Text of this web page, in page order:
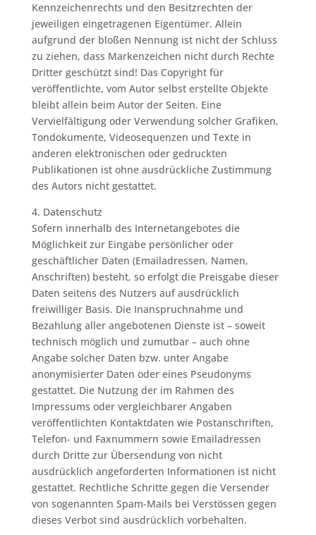
Kennzeichenrechts und den Besitzrechten der
jeweiligen eingetragenen Eigentümer. Allein
aufgrund der bloßen Nennung ist nicht der Schluss
zu ziehen, dass Markenzeichen nicht durch Rechte
Dritter geschützt sind! Das Copyright für
veröffentlichte, vom Autor selbst erstellte Objekte
bleibt allein beim Autor der Seiten. Eine
Vervielfältigung oder Verwendung solcher Grafiken,
Tondokumente, Videosequenzen und Texte in
anderen elektronischen oder gedruckten
Publikationen ist ohne ausdrückliche Zustimmung
des Autors nicht gestattet.
4. Datenschutz
Sofern innerhalb des Internetangebotes die
Möglichkeit zur Eingabe persönlicher oder
geschäftlicher Daten (Emailadressen, Namen,
Anschriften) besteht, so erfolgt die Preisgabe dieser
Daten seitens des Nutzers auf ausdrücklich
freiwilliger Basis. Die Inanspruchnahme und
Bezahlung aller angebotenen Dienste ist – soweit
technisch möglich und zumutbar – auch ohne
Angabe solcher Daten bzw. unter Angabe
anonymisierter Daten oder eines Pseudonyms
gestattet. Die Nutzung der im Rahmen des
Impressums oder vergleichbarer Angaben
veröffentlichten Kontaktdaten wie Postanschriften,
Telefon- und Faxnummern sowie Emailadressen
durch Dritte zur Übersendung von nicht
ausdrücklich angeforderten Informationen ist nicht
gestattet. Rechtliche Schritte gegen die Versender
von sogenannten Spam-Mails bei Verstössen gegen
dieses Verbot sind ausdrücklich vorbehalten.